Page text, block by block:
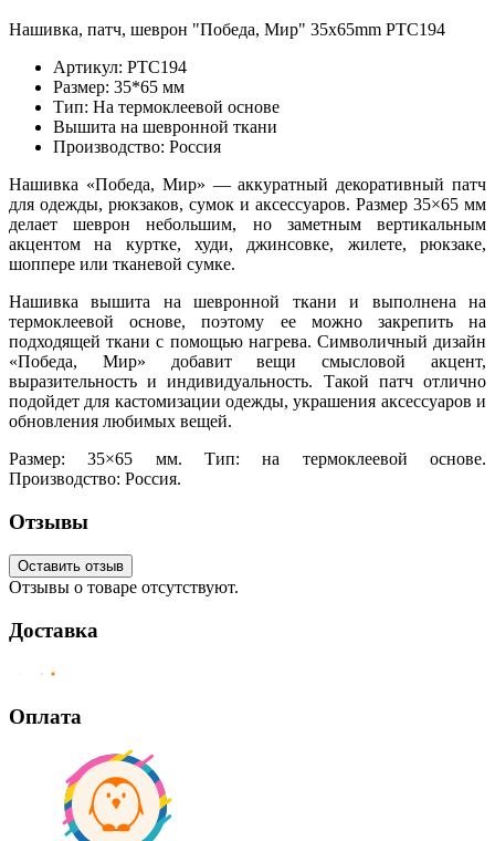
Нашивка, патч, шеврон "Победа, Мир" 35x65mm PTC194
Артикул: PTC194
Размер: 35*65 мм
Тип: На термоклеевой основе
Вышита на шевронной ткани
Производство: Россия
Нашивка «Победа, Мир» — аккуратный декоративный патч
для одежды, рюкзаков, сумок и аксессуаров. Размер 35×65 мм
делает шеврон небольшим, но заметным вертикальным
акцентом на куртке, худи, джинсовке, жилете, рюкзаке,
шоппере или тканевой сумке.
Нашивка вышита на шевронной ткани и выполнена на
термоклеевой основе, поэтому ее можно закрепить на
подходящей ткани с помощью нагрева. Символичный дизайн
«Победа, Мир» добавит вещи смысловой акцент,
выразительность и индивидуальность. Такой патч отлично
подойдет для кастомизации одежды, украшения аксессуаров и
обновления любимых вещей.
Размер: 35×65 мм. Тип: на термоклеевой основе.
Производство: Россия.
Отзывы
Оставить отзыв
Отзывы о товаре отсутствуют.
Доставка
Оплата